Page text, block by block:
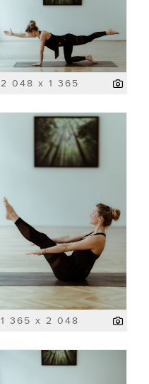
2 048 x 1 365
1 365 x 2 048